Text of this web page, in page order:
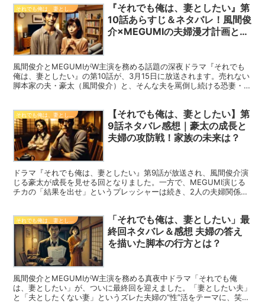
『それでも俺は、妻としたい』第
10話あらすじ＆ネタバレ！風間俊
介×MEGUMIの夫婦漫才計画と
風間俊介とMEGUMIがW主演を務める話題の深夜ドラマ『それでも
俺は、妻としたい』の第10話が、3月15日に放送されます。売れない
脚本家の夫・豪太（風間俊介）と、そんな夫を罵倒し続ける恐妻・チ
その真意とは？ 第10話のあらすじを詳しく紹介します。
【それでも俺は、妻としたい】第
9話ネタバレ感想｜豪太の成長と
夫婦の攻防戦！家族の未来は？
ドラマ『それでも俺は、妻としたい』第9話が放送され、風間俊介演
じる豪太が成長を見せる回となりました。一方で、MEGUMI演じる
チカの「結果を出せ」というプレッシャーは続き、2人の夫婦関係は
それでも俺は、妻としたい
「それでも俺は、妻としたい」最
終回ネタバレ＆感想 夫婦の答え
を描いた脚本の行方とは？
風間俊介とMEGUMIがW主演を務める真夜中ドラマ「それでも俺
は、妻としたい」が、ついに最終回を迎えました。「妻としたい夫」
と「夫としたくない妻」というズレた夫婦の“性”活をテーマに、笑い